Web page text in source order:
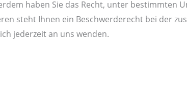
haben Sie das Recht, unter bestimmten
steht Ihnen ein Beschwerderecht bei der
jederzeit an uns wenden.